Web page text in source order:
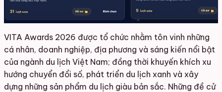
VITA Awards 2026 được tổ chức nhằm tôn vinh những
cá nhân, doanh nghiệp, địa phương và sáng kiến nổi bật
của ngành du lịch Việt Nam; đồng thời khuyến khích xu
hướng chuyển đổi số, phát triển du lịch xanh và xây
dựng những sản phẩm du lịch giàu bản sắc. Những đề cử